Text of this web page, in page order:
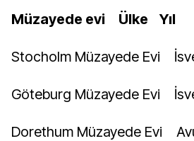
Müzayede evi Ülke Yıl
Stocholm Müzayede Evi
Göteburg Müzayede Evi
Dorethum Müzayede Evi